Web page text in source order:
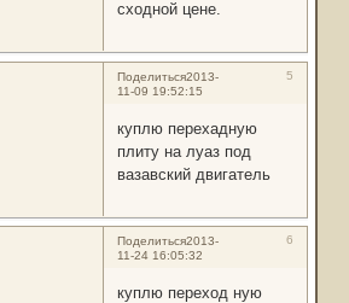
сходной цене.
Поделиться 5
2013-
11-09 19:52:15
куплю перехадную
плиту на луаз под
вазавский двигатель
Поделиться 6
2013-
11-24 16:05:32
куплю переход ную